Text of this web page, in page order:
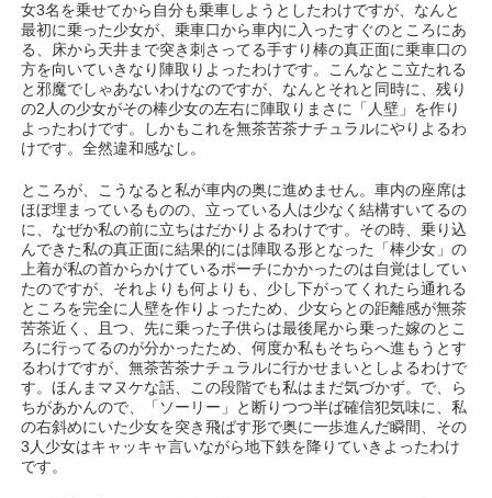
女3名を乗せてから自分も乗車しようとしたわけですが、なんと
最初に乗った少女が、乗車口から車内に入ったすぐのところにあ
る、床から天井まで突き刺さってる手すり棒の真正面に乗車口の
方を向いていきなり陣取りよったわけです。こんなとこ立たれる
と邪魔でしゃあないわけなのですが、なんとそれと同時に、残り
の2人の少女がその棒少女の左右に陣取りまさに「人壁」を作り
よったわけです。しかもこれを無茶苦茶ナチュラルにやりよるわ
けです。全然違和感なし。
ところが、こうなると私が車内の奥に進めません。車内の座席は
ほぼ埋まっているものの、立っている人は少なく結構すいてるの
に、なぜか私の前に立ちはだかりよるわけです。その時、乗り込
んできた私の真正面に結果的には陣取る形となった「棒少女」の
上着が私の首からかけているポーチにかかったのは自覚はしてい
たのですが、それよりも何よりも、少し下がってくれたら通れる
ところを完全に人壁を作りよったため、少女らとの距離感が無茶
苦茶近く、且つ、先に乗った子供らは最後尾から乗った嫁のとこ
ろに行ってるのが分かったため、何度か私もそちらへ進もうとす
るわけですが、無茶苦茶ナチュラルに行かせまいとしよるわけで
す。ほんまマヌケな話、この段階でも私はまだ気づかず。で、ら
ちがあかんので、「ソーリー」と断りつつ半ば確信犯気味に、私
の右斜めにいた少女を突き飛ばす形で奥に一歩進んだ瞬間、その
3人少女はキャッキャ言いながら地下鉄を降りていきよったわけ
です。